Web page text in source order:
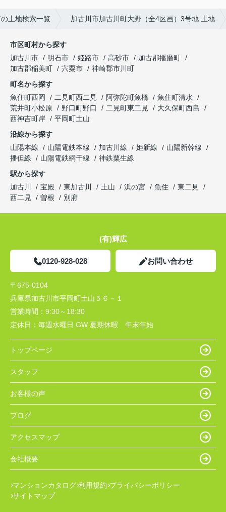
土地検索一覧 加古川市加古川町大野（全4区画）3号地 土地
市区町村から探す
加古川市
明石市 姫路市 高砂市
加古郡播磨町
加古郡稲美町
宍粟市
神崎郡市川町
町名から探す
魚住町西岡
二見町西二見 阿弥陀町魚橋
魚住町清水
荒井町小松原
野口町野口 二見町東二見
大久保町西島
西神吉町岸
平岡町土山
沿線から探す
山陽本線
山陽電鉄本線 加古川線 姫新線
山陽新幹線
播但線
山陽電鉄網干線
神鉄粟生線
駅から探す
加古川
宝殿 東加古川 土山 浜の宮 魚住
東二見
西二見
曽根 別府
(有)輝広
0120-928-028 お問い合わせ
〒675-0104
兵庫県加古川市平岡町土山５６－１
営業時間： 9:30～18:30
定休日： 毎週水曜日 GW 夏期休暇 年末年始
トップページ
スタッフ
お客様の声
ブログ
アクセスマップ
会社概要
マンションカタログ 利用規約 プライバシーポリシー
サイトマップ